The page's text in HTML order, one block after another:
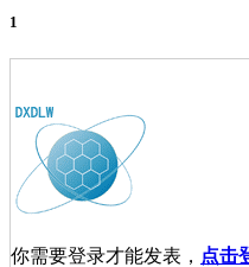
1
你需要登录才能发表， 点击